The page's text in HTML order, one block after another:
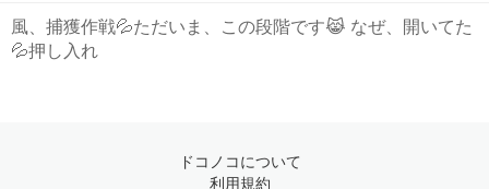
風、捕獲作戦💦ただいま、この段階です😹 なぜ、開いてた
💦押し入れ
ドコノコについて
利用規約